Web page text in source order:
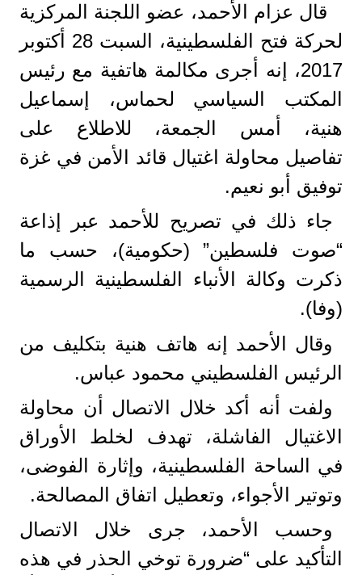
قال عزام الأحمد، عضو اللجنة المركزية
لحركة فتح الفلسطينية، السبت 28 أكتوبر
2017، إنه أجرى مكالمة هاتفية مع رئيس
المكتب السياسي لحماس، إسماعيل
هنية، أمس الجمعة، للاطلاع على
تفاصيل محاولة اغتيال قائد الأمن في غزة
توفيق أبو نعيم.
جاء ذلك في تصريح للأحمد عبر إذاعة
“صوت فلسطين” (حكومية)، حسب ما
ذكرت وكالة الأنباء الفلسطينية الرسمية
(وفا).
وقال الأحمد إنه هاتف هنية بتكليف من
الرئيس الفلسطيني محمود عباس.
ولفت أنه أكد خلال الاتصال أن محاولة
الاغتيال الفاشلة، تهدف لخلط الأوراق
في الساحة الفلسطينية، وإثارة الفوضى،
وتوتير الأجواء، وتعطيل اتفاق المصالحة.
وحسب الأحمد، جرى خلال الاتصال
التأكيد على “ضرورة توخي الحذر في هذه